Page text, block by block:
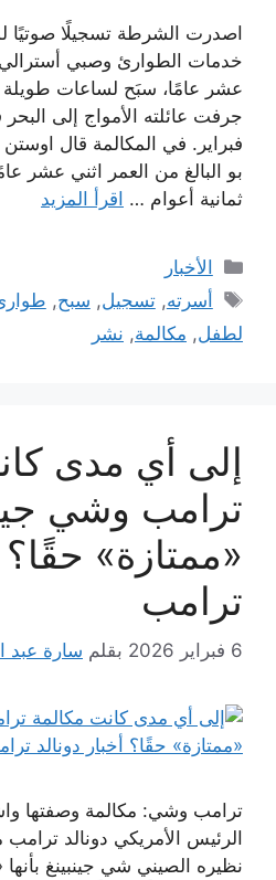
اصدرت الشرطة تسجيلًا صوتيًا
خدمات الطوارئ وصبي أسترالي
عشر عامًا، سبَح لساعات طويلة
جرفت عائلته الأمواج إلى
فبراير. في المكالمة قال
بو البالغ من العمر اثني عشر
ثمانية أعوام … اقرأ المزيد
التصنيفات
الأخبار
الوسوم
أسرته,تسجيل, سبح,
لطفل, مكالمة, نشر
إلى أي مدى
ترامب وشي
«ممتازة» حقًا؟
ترامب
6 فبراير 2026 بقلم سارة عبد
ترامب وشي: مكالمة وصفتها
الرئيس الأمريكي دونالد ترامب
نظيره الصيني شي جينبينغ بأنها